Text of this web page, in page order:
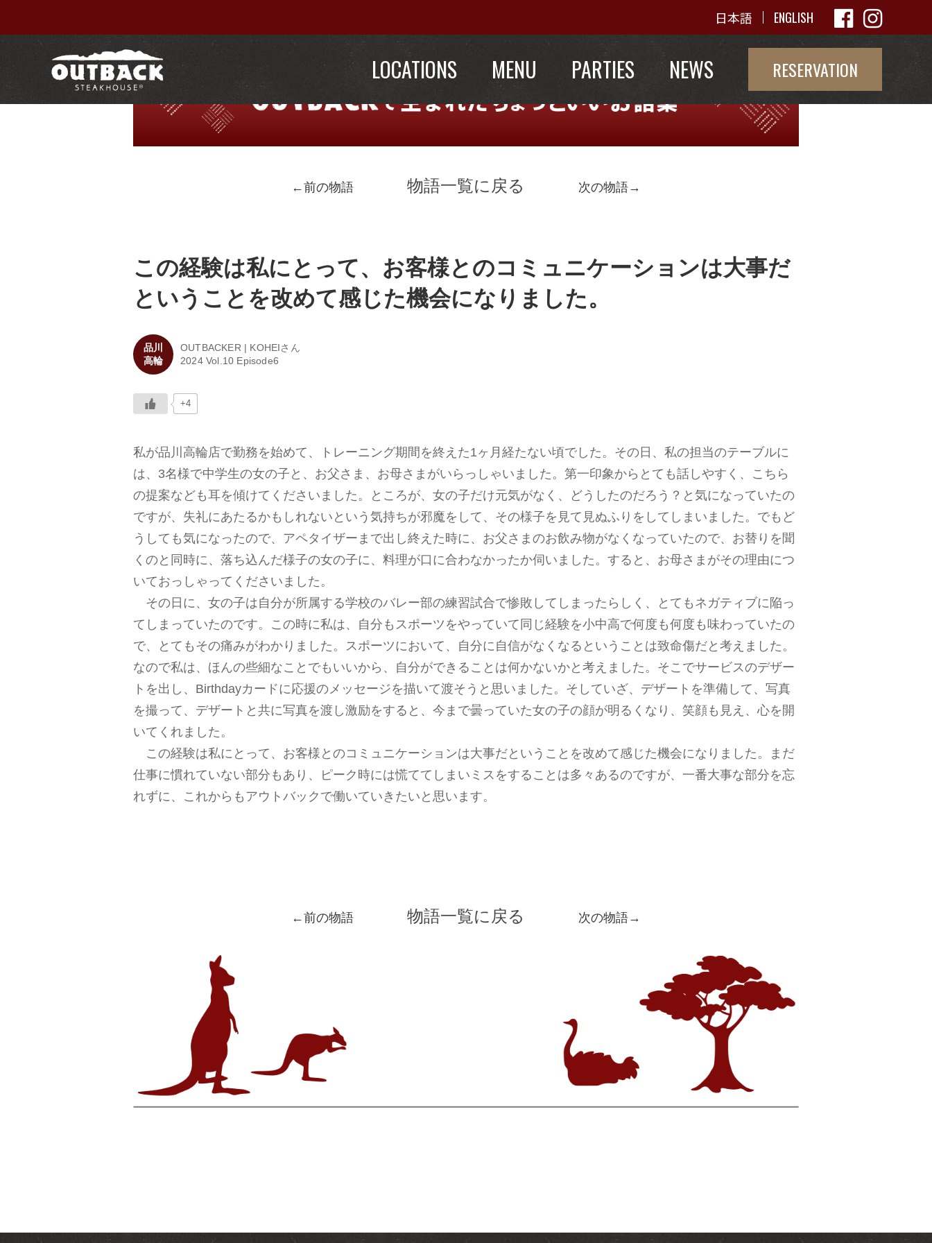
日本語 ENGLISH
LOCATIONS MENU PARTIES NEWS RESERVATION
←前の物語 物語一覧に戻る 次の物語→
この経験は私にとって、お客様とのコミュニケーションは大事だ
ということを改めて感じた機会になりました。
品川
高輪
OUTBACKER | KOHEIさん
2024 Vol.10 Episode6
+4
私が品川高輪店で勤務を始めて、トレーニング期間を終えた1ヶ月経たない頃でした。その日、私の担当のテーブルに
は、3名様で中学生の女の子と、お父さま、お母さまがいらっしゃいました。第一印象からとても話しやすく、こちら
の提案なども耳を傾けてくださいました。ところが、女の子だけ元気がなく、どうしたのだろう？と気になっていたの
ですが、失礼にあたるかもしれないという気持ちが邪魔をして、その様子を見て見ぬふりをしてしまいました。でもど
うしても気になったので、アペタイザーまで出し終えた時に、お父さまのお飲み物がなくなっていたので、お替りを聞
くのと同時に、落ち込んだ様子の女の子に、料理が口に合わなかったか伺いました。すると、お母さまがその理由につ
いておっしゃってくださいました。
その日に、女の子は自分が所属する学校のバレー部の練習試合で惨敗してしまったらしく、とてもネガティブに陥っ
てしまっていたのです。この時に私は、自分もスポーツをやっていて同じ経験を小中高で何度も何度も味わっていたの
で、とてもその痛みがわかりました。スポーツにおいて、自分に自信がなくなるということは致命傷だと考えました。
なので私は、ほんの些細なことでもいいから、自分ができることは何かないかと考えました。そこでサービスのデザー
トを出し、Birthdayカードに応援のメッセージを描いて渡そうと思いました。そしていざ、デザートを準備して、写真
を撮って、デザートと共に写真を渡し激励をすると、今まで曇っていた女の子の顔が明るくなり、笑顔も見え、心を開
いてくれました。
この経験は私にとって、お客様とのコミュニケーションは大事だということを改めて感じた機会になりました。まだ
仕事に慣れていない部分もあり、ピーク時には慌ててしまいミスをすることは多々あるのですが、一番大事な部分を忘
れずに、これからもアウトバックで働いていきたいと思います。
←前の物語 物語一覧に戻る 次の物語→